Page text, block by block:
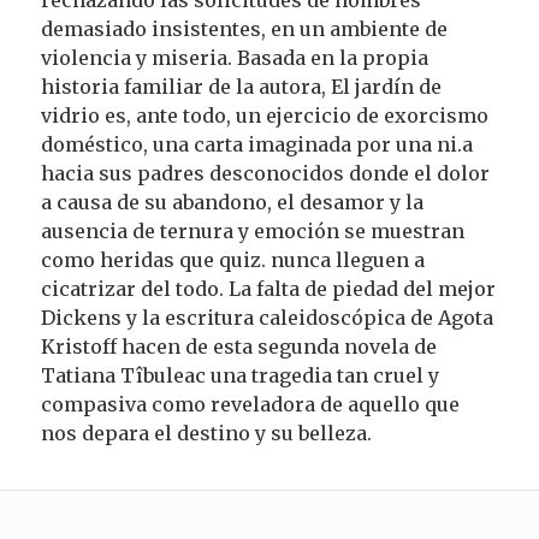
demasiado insistentes, en un ambiente de
violencia y miseria. Basada en la propia
historia familiar de la autora, El jardín de
vidrio es, ante todo, un ejercicio de exorcismo
doméstico, una carta imaginada por una ni.a
hacia sus padres desconocidos donde el dolor
a causa de su abandono, el desamor y la
ausencia de ternura y emoción se muestran
como heridas que quiz. nunca lleguen a
cicatrizar del todo. La falta de piedad del mejor
Dickens y la escritura caleidoscópica de Agota
Kristoff hacen de esta segunda novela de
Tatiana Tîbuleac una tragedia tan cruel y
compasiva como reveladora de aquello que
nos depara el destino y su belleza.